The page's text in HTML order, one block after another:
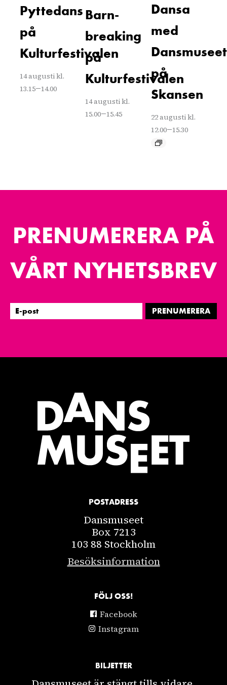
Pyttedans
på
Kulturfestivalen
14 augusti kl.
13.15–14.00
Barn-
breaking
på
Kulturfestivalen
14 augusti kl.
15.00–15.45
Dansa
med
Dansmuseet
på
Skansen
22 augusti kl.
12.00–15.30
PRENUMERERA PÅ
VÅRT NYHETSBREV
PRENUMERERA
POSTADRESS
Dansmuseet
Box 7213
103 88 Stockholm
Besöksinformation
FÖLJ OSS!
Facebook
Instagram
BILJETTER